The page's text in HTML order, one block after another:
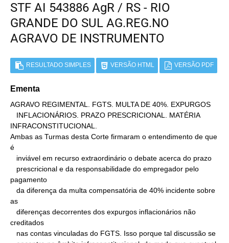
STF AI 543886 AgR / RS - RIO
GRANDE DO SUL AG.REG.NO
AGRAVO DE INSTRUMENTO
RESULTADO SIMPLES VERSÃO HTML VERSÃO PDF
Ementa
AGRAVO REGIMENTAL. FGTS. MULTA DE 40%. EXPURGOS
INFRACONSTITUCIONAL.
Ambas as Turmas desta Corte firmaram o entendimento de que
é
pagamento
as
creditados